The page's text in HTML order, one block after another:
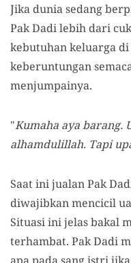
Jika dunia sedang
Pak Dadi lebih dari
kebutuhan keluarga
keberuntungan
menjumpainya.
"Kumaha aya barang.
alhamdulillah. Tapi
Saat ini jualan Pak
diwajibkan mencicil
Situasi ini jelas bakal
terhambat. Pak Dadi